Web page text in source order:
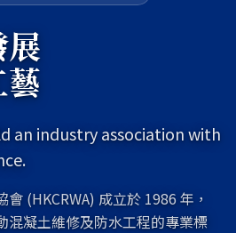
an industry association with
(HKCRWA) 成立於 1986 年，
混凝土維修及防水工程的專業標